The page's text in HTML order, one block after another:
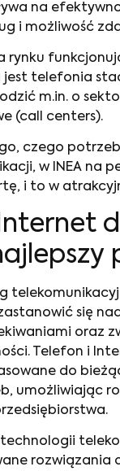
na
i możliwość
rynku
jest telefonia
m.in. o
(call centers).
czego
w INEA na
i to w
Internet
się
oraz
Telefon i
do
umożliwiając
technologii
rozwiązania